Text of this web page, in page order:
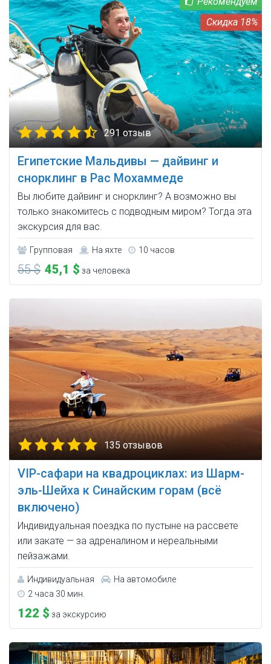
18%
291 отзыв
Египетские Мальдивы — дайвинг и
снорклинг в Рас Мохаммеде
Вы любите дайвинг и снорклинг? А возможно вы
только знакомитесь с подводным миром? Тогда эта
экскурсия для вас.
Групповая На яхте 10 часов
55 $ 45,1 $ за человека
135 отзывов
VIP-сафари на квадроциклах: из Шарм-
эль-Шейха к Синайским горам (всё
включено)
Индивидуальная поездка по пустыне на рассвете
или закате — за адреналином и нереальными
пейзажами.
Индивидуальная
На автомобиле
2 часа 30 мин.
122 $ за экскурсию